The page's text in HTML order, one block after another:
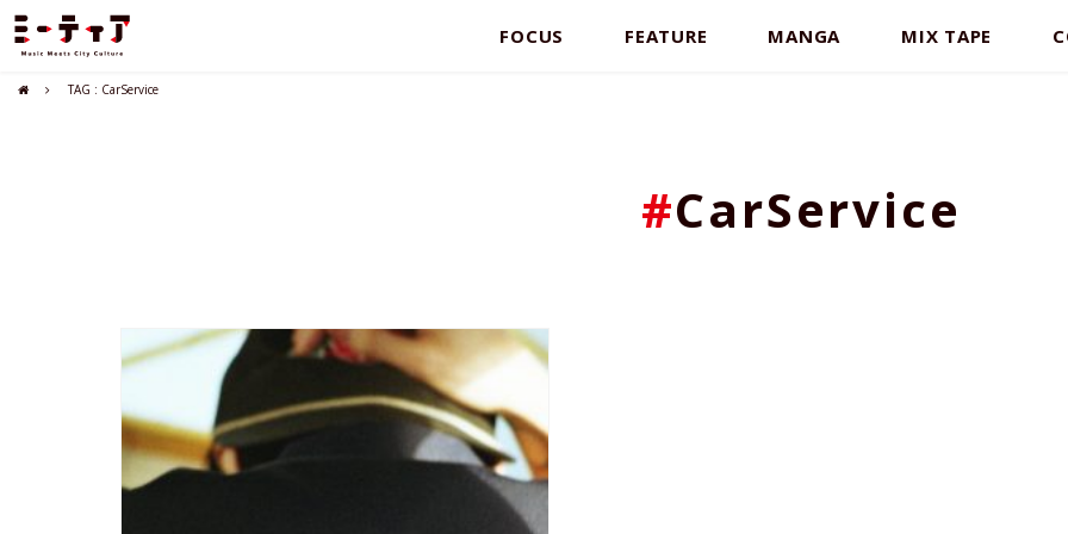
FOCUS FEATURE MANGA MIX TAPE
TAG : CarService
#CarService